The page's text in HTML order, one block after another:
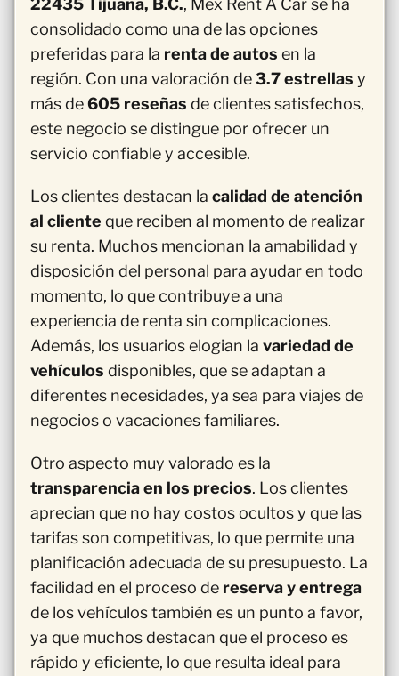
consolidado como una de las opciones
preferidas para la renta de autos en la
región. Con una valoración de3.7 estrellas y
más de605 reseñas de clientes satisfechos,
este negocio se distingue por ofrecer un
servicio confiable y accesible.
Los clientes destacan la calidad de atención
al cliente que reciben al momento de realizar
su renta. Muchos mencionan la amabilidad y
disposición del personal para ayudar en todo
momento, lo que contribuye a una
experiencia de renta sin complicaciones.
Además, los usuarios elogian la variedad de
vehículos disponibles, que se adaptan a
diferentes necesidades, ya sea para viajes de
negocios o vacaciones familiares.
Otro aspecto muy valorado es la
transparencia en los precios. Los clientes
aprecian que no hay costos ocultos y que las
tarifas son competitivas, lo que permite una
planificación adecuada de su presupuesto. La
facilidad en el proceso de reserva y entrega
de los vehículos también es un punto a favor,
ya que muchos destacan que el proceso es
rápido y eficiente, lo que resulta ideal para